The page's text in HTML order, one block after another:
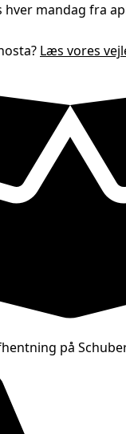
hver mandag fra
Læs vores
på